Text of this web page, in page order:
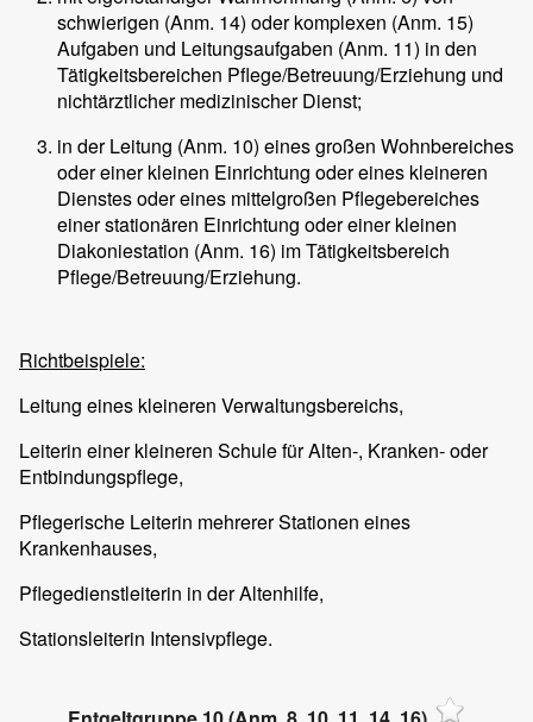
schwierigen (Anm. 14) oder komplexen (Anm. 15)
Aufgaben und Leitungsaufgaben (Anm. 11) in den
Tätigkeitsbereichen Pflege/Betreuung/Erziehung und
nichtärztlicher medizinischer Dienst;
in der Leitung (Anm. 10) eines großen Wohnbereiches
oder einer kleinen Einrichtung oder eines kleineren
Dienstes oder eines mittelgroßen Pflegebereiches
einer stationären Einrichtung oder einer kleinen
Diakoniestation (Anm. 16) im Tätigkeitsbereich
Pflege/Betreuung/Erziehung.
Richtbeispiele:
Leitung eines kleineren Verwaltungsbereichs,
Leiterin einer kleineren Schule für Alten-, Kranken- oder
Entbindungspflege,
Pflegerische Leiterin mehrerer Stationen eines
Krankenhauses,
Pflegedienstleiterin in der Altenhilfe,
Stationsleiterin Intensivpflege.